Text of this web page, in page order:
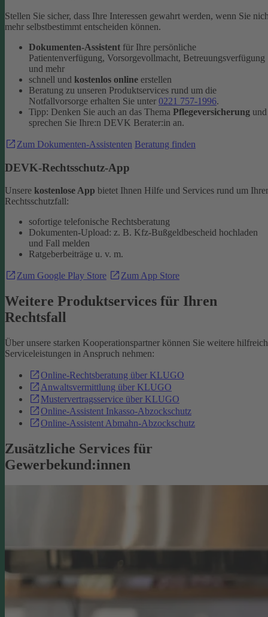
Stellen Sie sicher, dass Ihre Interessen gewahrt werden, wenn Sie
mehr selbstbestimmt entscheiden können.
Dokumenten-Assistent für Ihre persönliche
Patientenverfügung, Vorsorgevollmacht, Betreuungsverfügung
und mehr
schnell und kostenlos online erstellen
Beratung zu unseren Produktservices rund um die
Notfallvorsorge erhalten Sie unter 0221 757-1996.
Tipp: Denken Sie auch an das Thema Pflegeversicherung und
sprechen Sie Ihre:n DEVK Berater:in an.
Zum Dokumenten-Assistenten Beratung finden
DEVK-Rechtsschutz-App
Unsere kostenlose App bietet Ihnen Hilfe und Services rund um
Rechtsschutzfall:
sofortige telefonische Rechtsberatung
Dokumenten-Upload: z. B. Kfz-Bußgeldbescheid hochladen
und Fall melden
Ratgeberbeiträge u. v. m.
Zum Google Play Store Zum App Store
Weitere Produktservices für Ihren
Rechtsfall
Über unsere starken Kooperationspartner können Sie weitere
Serviceleistungen in Anspruch nehmen:
Online-Rechtsberatung über KLUGO
Anwaltsvermittlung über KLUGO
Mustervertragsservice über KLUGO
Online-Assistent Inkasso-Abzockschutz
Online-Assistent Abmahn-Abzockschutz
Zusätzliche Services für
Gewerbekund:innen